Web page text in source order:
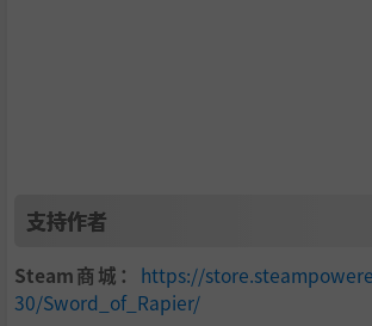
支持作者
Steam商城： https://
30/Sword_of_Rapier/